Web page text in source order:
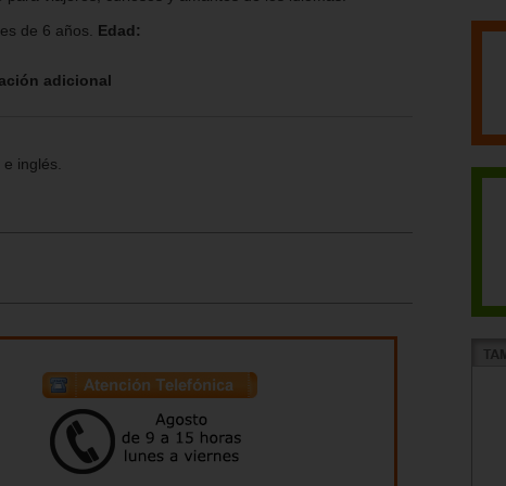
de 6 años. Edad:
adicional
inglés.